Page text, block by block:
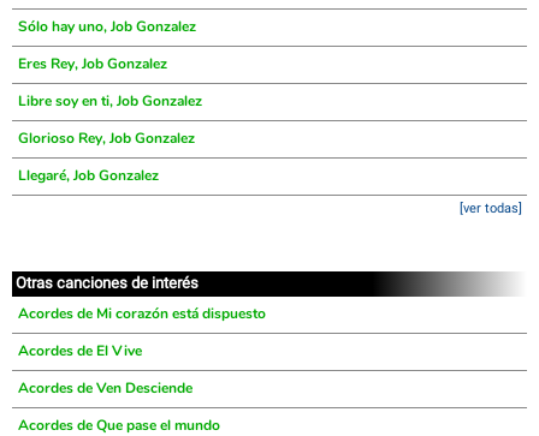
Sólo hay uno, Job Gonzalez
Eres Rey, Job Gonzalez
Libre soy en ti, Job Gonzalez
Glorioso Rey, Job Gonzalez
Llegaré, Job Gonzalez
[ver todas]
Otras canciones de interés
Acordes de Mi corazón está dispuesto
Acordes de El Vive
Acordes de Ven Desciende
Acordes de Que pase el mundo